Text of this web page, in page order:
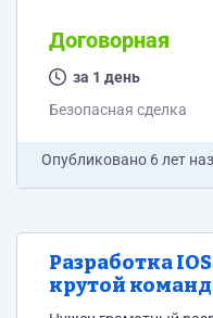
Договорная
за 1 день
Безопасная сделка
Опубликовано 6 лет
Разработка
крутой
обсуждается